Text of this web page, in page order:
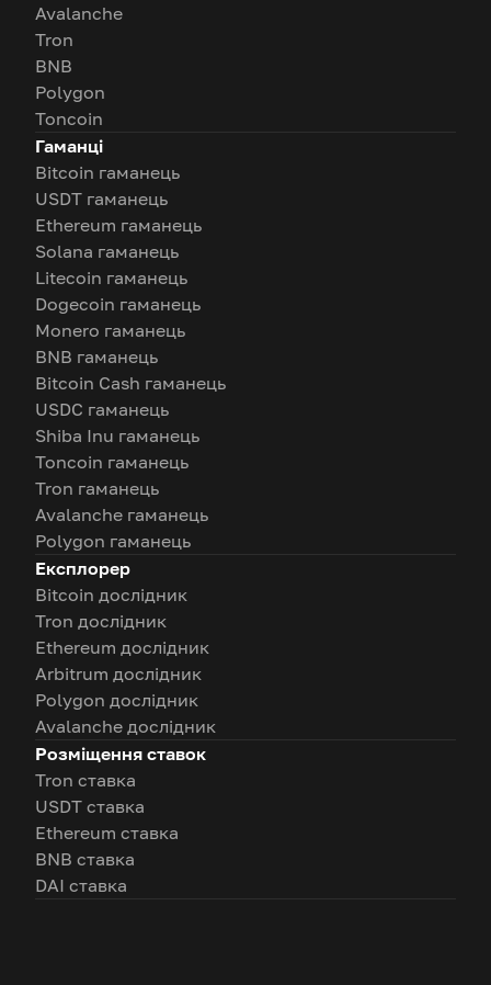
Avalanche
Tron
BNB
Polygon
Toncoin
Гаманці
Bitcoin гаманець
USDT гаманець
Ethereum гаманець
Solana гаманець
Litecoin гаманець
Dogecoin гаманець
Monero гаманець
BNB гаманець
Bitcoin Cash гаманець
USDC гаманець
Shiba Inu гаманець
Toncoin гаманець
Tron гаманець
Avalanche гаманець
Polygon гаманець
Експлорер
Bitcoin дослідник
Tron дослідник
Ethereum дослідник
Arbitrum дослідник
Polygon дослідник
Avalanche дослідник
Розміщення ставок
Tron ставка
USDT ставка
Ethereum ставка
BNB ставка
DAI ставка